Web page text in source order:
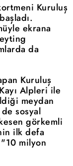
Kuruluş
ekrana
da
Kuruluş
Alpleri ile
meydan
sosyal
görkemli
ilk defa
milyon